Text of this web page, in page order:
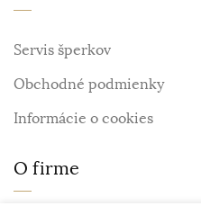
Servis šperkov
Obchodné podmienky
Informácie o cookies
O firme